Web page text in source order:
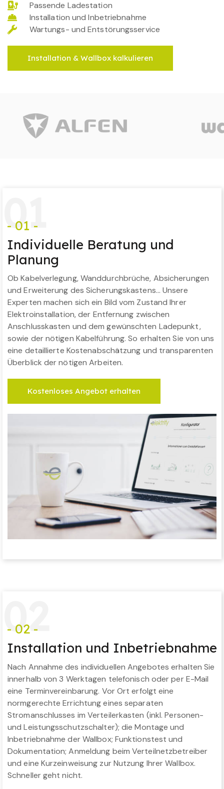
Passende Ladestation
Installation und Inbetriebnahme
Wartungs- und Entstörungsservice
Installation & Wallbox kalkulieren
01
- 01 -
Individuelle Beratung und
Planung
Ob Kabelverlegung, Wanddurchbrüche, Absicherungen
und Erweiterung des Sicherungskastens… Unsere
Experten machen sich ein Bild vom Zustand Ihrer
Elektroinstallation, der Entfernung zwischen
Anschlusskasten und dem gewünschten Ladepunkt,
sowie der nötigen Kabelführung. So erhalten Sie von uns
eine detaillierte Kostenabschätzung und transparenten
Überblick der nötigen Arbeiten.
Kostenloses Angebot erhalten
02
- 02 -
Installation und Inbetriebnahme
Nach Annahme des individuellen Angebotes erhalten Sie
innerhalb von 3 Werktagen telefonisch oder per E-Mail
eine Terminvereinbarung. Vor Ort erfolgt eine
normgerechte Errichtung eines separaten
Stromanschlusses im Verteilerkasten (inkl. Personen-
und Leistungsschutzschalter); die Montage und
Inbetriebnahme der Wallbox; Funktionstest und
Dokumentation; Anmeldung beim Verteilnetzbetreiber
und eine Kurzeinweisung zur Nutzung Ihrer Wallbox.
Schneller geht nicht.